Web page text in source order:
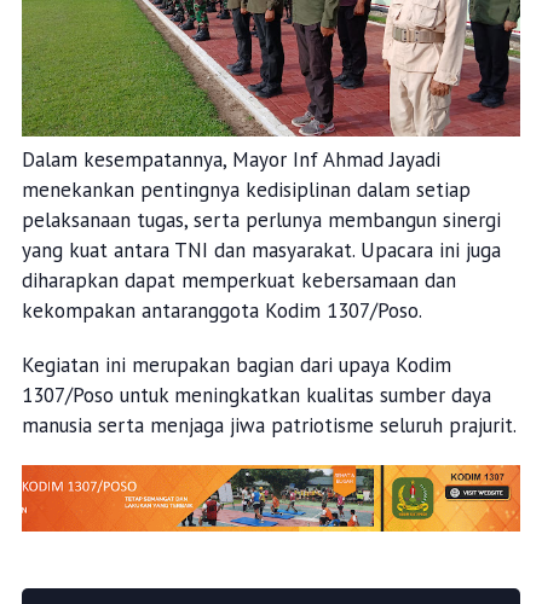
Dalam kesempatannya, Mayor Inf Ahmad Jayadi
menekankan pentingnya kedisiplinan dalam setiap
pelaksanaan tugas, serta perlunya membangun sinergi
yang kuat antara TNI dan masyarakat. Upacara ini juga
diharapkan dapat memperkuat kebersamaan dan
kekompakan antaranggota Kodim 1307/Poso.
Kegiatan ini merupakan bagian dari upaya Kodim
1307/Poso untuk meningkatkan kualitas sumber daya
manusia serta menjaga jiwa patriotisme seluruh prajurit.